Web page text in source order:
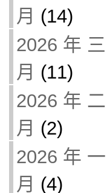
月 (14)
2026 年 三
月 (11)
2026 年 二
月 (2)
2026 年 一
月 (4)